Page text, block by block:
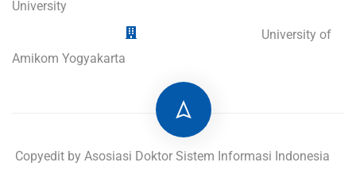
University
University of
Amikom Yogyakarta
Copyedit by Asosiasi Doktor Sistem Informasi Indonesia